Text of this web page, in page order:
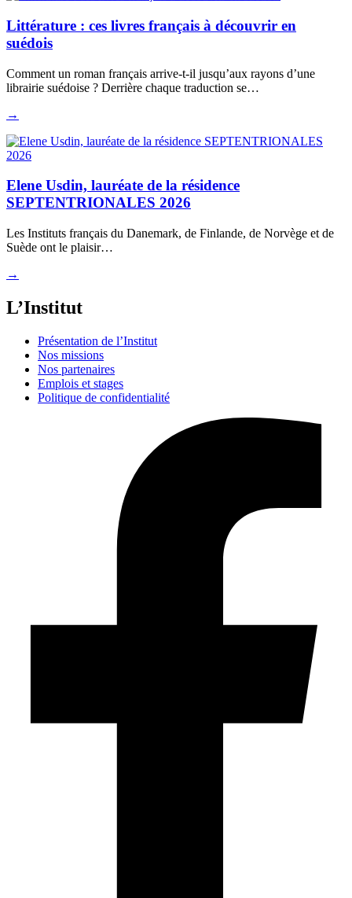
Littérature : ces livres français à découvrir en
suédois
Comment un roman français arrive-t-il jusqu’aux rayons d’une
librairie suédoise ? Derrière chaque traduction se…
→
Elene Usdin, lauréate de la résidence
SEPTENTRIONALES 2026
Les Instituts français du Danemark, de Finlande, de Norvège et de
Suède ont le plaisir…
→
L’Institut
Présentation de l’Institut
Nos missions
Nos partenaires
Emplois et stages
Politique de confidentialité